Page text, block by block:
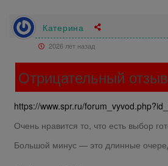
Катерина
2026 лет назад
Отрицательный отзыв
https://www.spr.ru/
Очень нравится то, что есть выбор
Большой минус — это длинные